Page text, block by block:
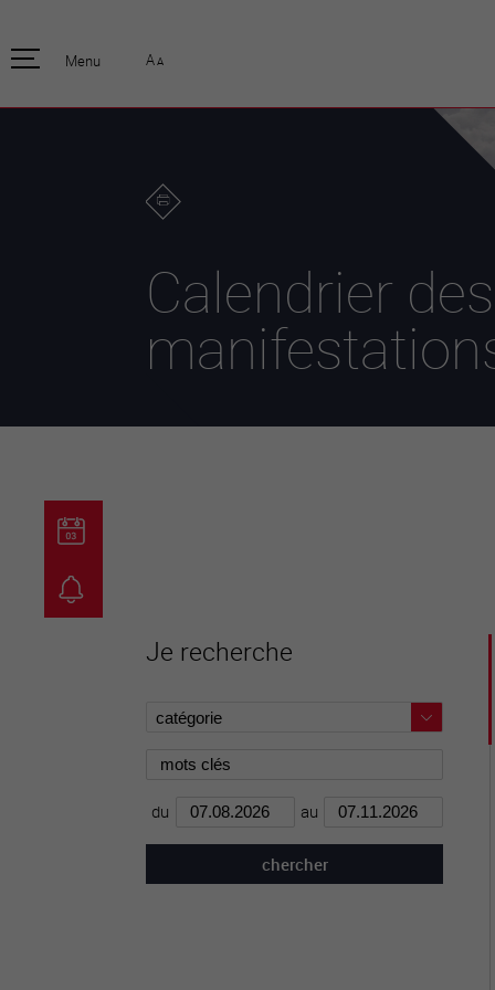
Enfants et écoliers
Formation
environnement
Informations parcelles
Guichet virtuel
Annuaire communal
Emplois
Organisation
communale
Programme de
législature
Stratégies
Jumelage
Menu A A
Calendrier des
Je recherche
du au